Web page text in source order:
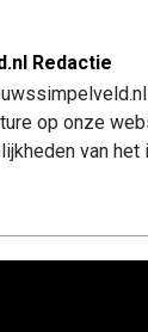
Redactie
op onze
van het